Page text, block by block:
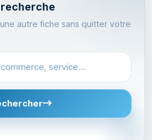
autre fiche sans quitter votre